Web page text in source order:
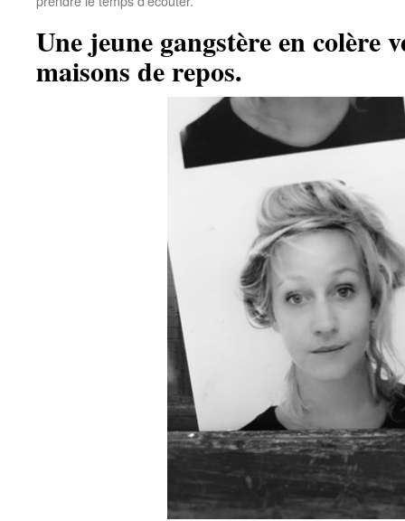
Une jeune gangstère en colère
maisons de repos.